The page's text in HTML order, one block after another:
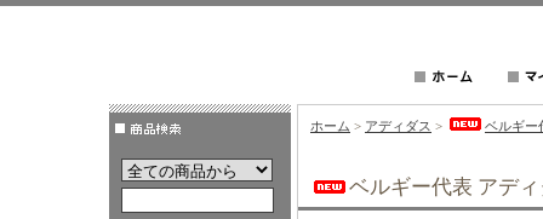
ホーム > アディダス > ベルギー
ベルギー代表 アデ